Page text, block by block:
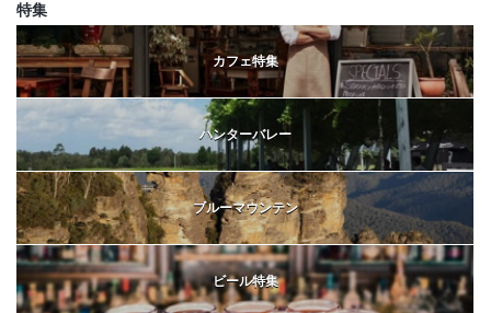
特集
カフェ特集
ハンターバレー
ブルーマウンテン
ビール特集